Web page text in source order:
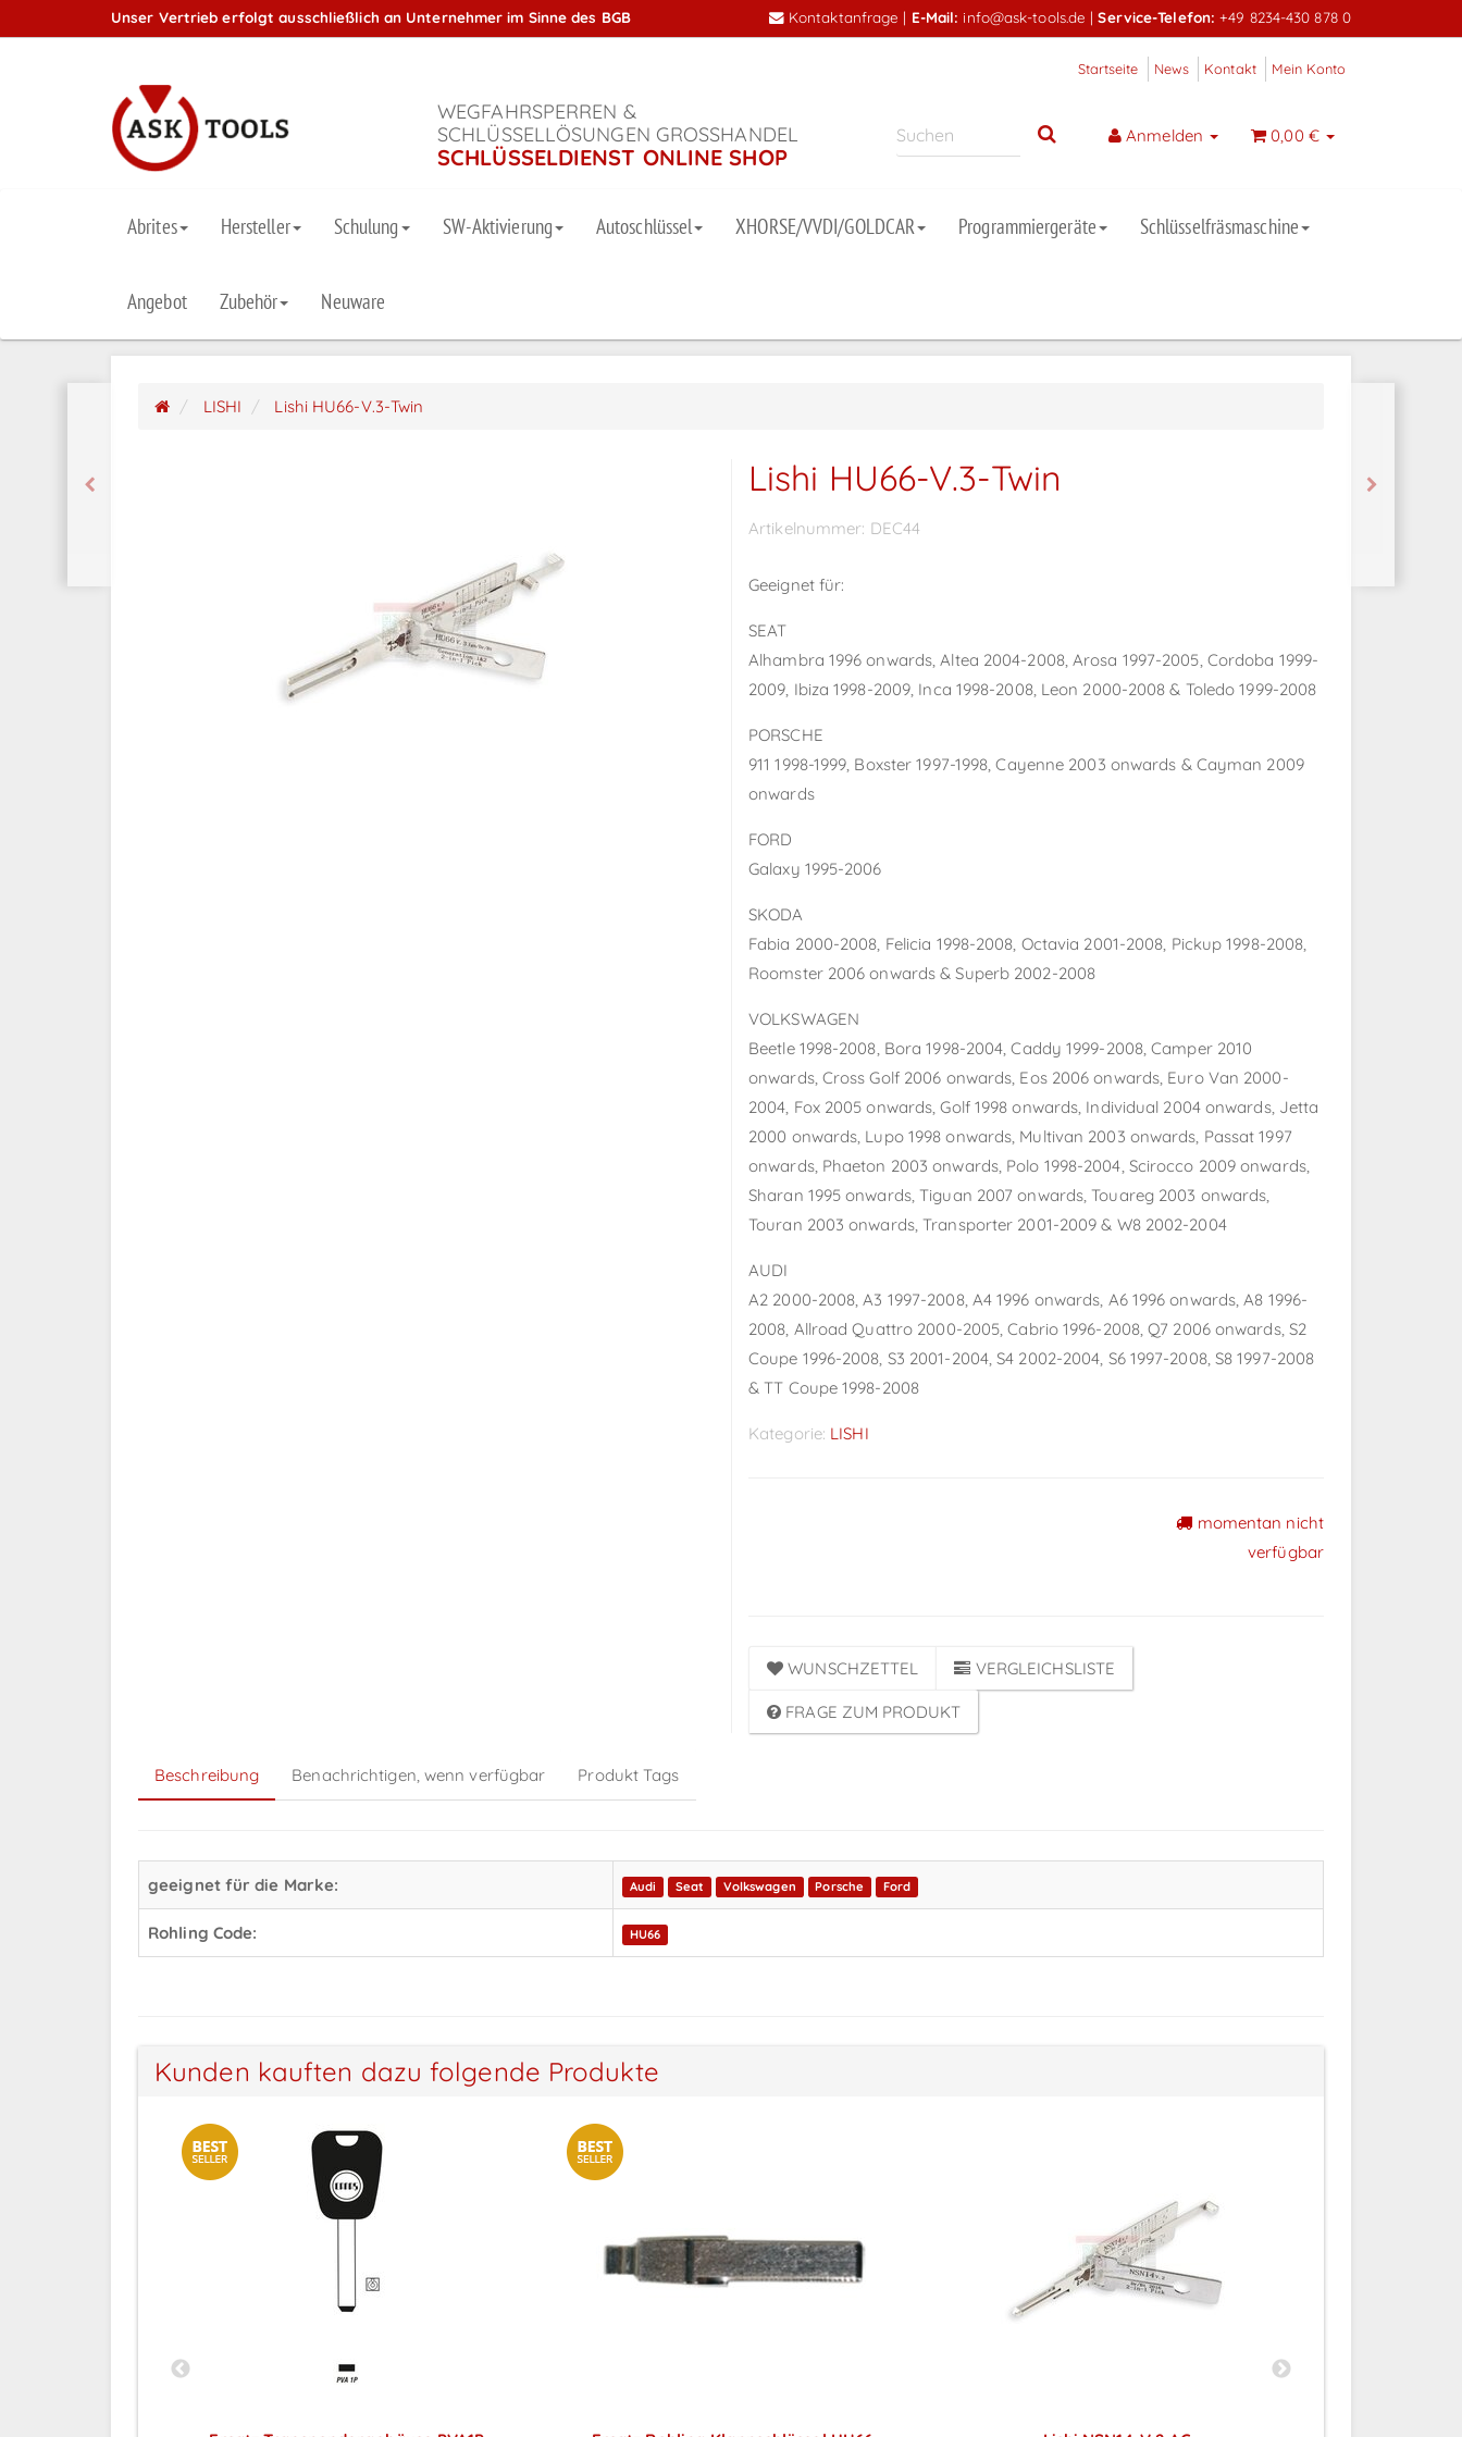
Unser Vertrieb erfolgt ausschließlich an Unternehmer im Sinne des BGB Kontaktanfrage | E-Mail: info@ask-tools.de |Service-Telefon: +49 8234-430 878 0
Startseite News Kontakt Mein Konto
WEGFAHRSPERREN &
SCHLÜSSELLÖSUNGEN GROSSHANDEL
SCHLÜSSELDIENST ONLINE SHOP
Anmelden 0,00 €
Abrites Hersteller Schulung SW-Aktivierung Autoschlüssel XHORSE/VVDI/GOLDCAR Programmiergeräte Schlüsselfräsmaschine
Angebot Zubehör Neuware
LISHI Lishi HU66-V.3-Twin
Lishi HU66-V.3-Twin
Artikelnummer: DEC44
Geeignet für:
SEAT
Alhambra 1996 onwards, Altea 2004-2008, Arosa 1997-2005, Cordoba 1999-
2009, Ibiza 1998-2009, Inca 1998-2008, Leon 2000-2008 & Toledo 1999-2008
PORSCHE
911 1998-1999, Boxster 1997-1998, Cayenne 2003 onwards & Cayman 2009
onwards
FORD
Galaxy 1995-2006
SKODA
Fabia 2000-2008, Felicia 1998-2008, Octavia 2001-2008, Pickup 1998-2008,
Roomster 2006 onwards & Superb 2002-2008
VOLKSWAGEN
Beetle 1998-2008, Bora 1998-2004, Caddy 1999-2008, Camper 2010
onwards, Cross Golf 2006 onwards, Eos 2006 onwards, Euro Van 2000-
2004, Fox 2005 onwards, Golf 1998 onwards, Individual 2004 onwards, Jetta
2000 onwards, Lupo 1998 onwards, Multivan 2003 onwards, Passat 1997
onwards, Phaeton 2003 onwards, Polo 1998-2004, Scirocco 2009 onwards,
Sharan 1995 onwards, Tiguan 2007 onwards, Touareg 2003 onwards,
Touran 2003 onwards, Transporter 2001-2009 & W8 2002-2004
AUDI
A2 2000-2008, A3 1997-2008, A4 1996 onwards, A6 1996 onwards, A8 1996-
2008, Allroad Quattro 2000-2005, Cabrio 1996-2008, Q7 2006 onwards, S2
Coupe 1996-2008, S3 2001-2004, S4 2002-2004, S6 1997-2008, S8 1997-2008
& TT Coupe 1998-2008
Kategorie: LISHI
momentan nicht
verfügbar
WUNSCHZETTEL VERGLEICHSLISTE
FRAGE ZUM PRODUKT
Beschreibung Benachrichtigen, wenn verfügbar Produkt Tags
geeignet für die Marke: Audi Seat Volkswagen Porsche Ford
Rohling Code: HU66
Kunden kauften dazu folgende Produkte